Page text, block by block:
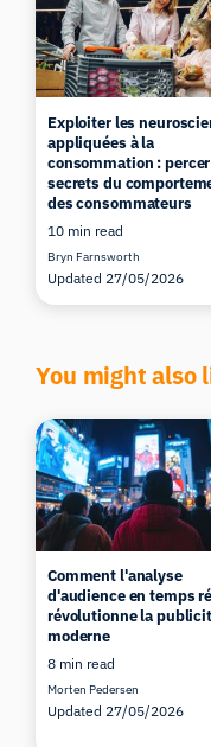
Exploiter les
appliquées à la
consommation :
secrets du
des consommateurs
10 min read
Bryn Farnsworth
Updated 27/05/2026
You might also
Comment l'analyse
d'audience en temps
révolutionne la
moderne
8 min read
Morten Pedersen
Updated 27/05/2026